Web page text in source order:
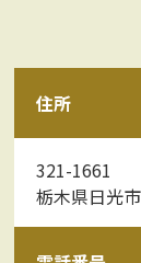
住所
321-1661
栃木県日光